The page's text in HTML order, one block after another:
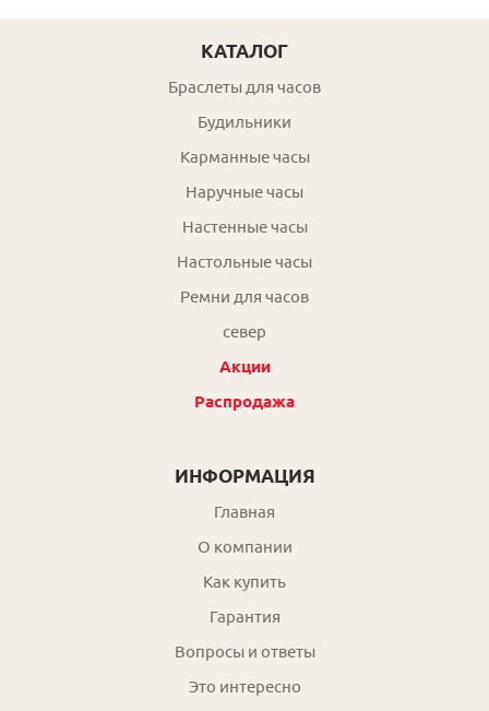
КАТАЛОГ
Браслеты для часов
Будильники
Карманные часы
Наручные часы
Настенные часы
Настольные часы
Ремни для часов
север
Акции
Распродажа
ИНФОРМАЦИЯ
Главная
О компании
Как купить
Гарантия
Вопросы и ответы
Это интересно